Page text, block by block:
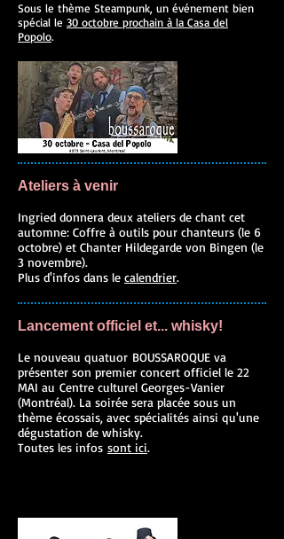
Sous le thème Steampunk, un événement bien
spécial le 30 octobre prochain à la Casa del
Popolo.
Ateliers à venir
Ingried donnera deux ateliers de chant cet
automne: Coffre à outils pour chanteurs (le 6
octobre) et Chanter Hildegarde von Bingen (le
3 novembre).
Plus d'infos dans le calendrier.
Lancement officiel et... whisky!
Le nouveau quatuor BOUSSAROQUE va
présenter son premier concert officiel le 22
MAI au Centre culturel Georges-Vanier
(Montréal). La soirée sera placée sous un
thème écossais, avec spécialités ainsi qu'une
dégustation de whisky.
Toutes les infos sont ici.​